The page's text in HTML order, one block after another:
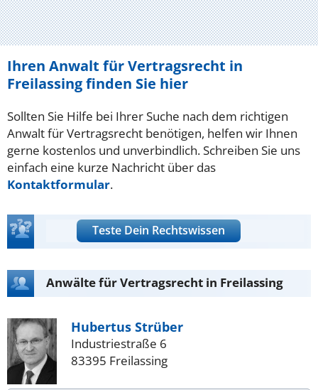
Ihren Anwalt für Vertragsrecht in
Freilassing finden Sie hier
Sollten Sie Hilfe bei Ihrer Suche nach dem richtigen
Anwalt für Vertragsrecht benötigen, helfen wir Ihnen
gerne kostenlos und unverbindlich. Schreiben Sie uns
einfach eine kurze Nachricht über das
Kontaktformular.
Teste Dein Rechtswissen
Anwälte für Vertragsrecht in Freilassing
Hubertus Strüber
Industriestraße 6
83395 Freilassing